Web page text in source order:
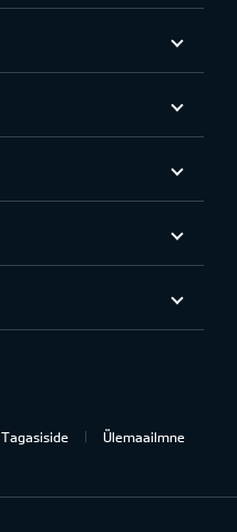
Tagasiside Ülemaailmne